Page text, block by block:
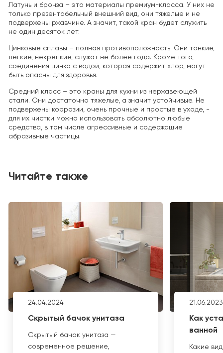
Латунь и бронза – это материалы премиум-класса. У них не
только презентабельный внешний вид, они тяжелые и не
подвержены ржавчине. А значит, такой кран будет служить
не один десяток лет.
Цинковые сплавы – полная противоположность. Они тонкие,
легкие, некрепкие, служат не более года. Кроме того,
соединения цинка с водой, которая содержит хлор, могут
быть опасны для здоровья.
Средний класс – это краны для кухни из нержавеющей
стали. Они достаточно тяжелые, а значит устойчивые. Не
подвержены коррозии, очень прочные и простые в уходе, -
для их чистки можно использовать абсолютно любые
средства, в том числе агрессивные и содержащие
абразивные частицы.
Читайте также
24.04.2024
Скрытый бачок унитаза
Скрытый бачок унитаза —
современное решение,
21.06.2023
Как
ванной
Какие